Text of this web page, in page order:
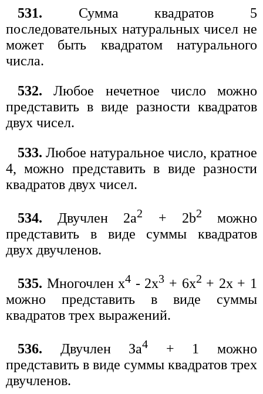
531. Сумма квадратов 5
последовательных натуральных чисел не
может быть квадратом натурального
числа.
532. Любое нечетное число можно
представить в виде разности квадратов
двух чисел.
533. Любое натуральное число, кратное
4, можно представить в виде разности
квадратов двух чисел.
534. Двучлен 2а2 + 2b2
можно
представить в виде суммы квадратов
двух двучленов.
535. Многочлен х4 - 2х3 + 6х2 + 2х + 1
можно представить в виде суммы
квадратов трех выражений.
536. Двучлен За4
+ 1 можно
представить в виде суммы квадратов трех
двучленов.